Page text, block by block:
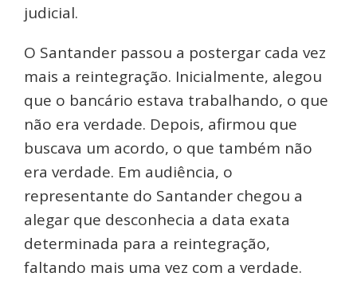
judicial.
O Santander passou a postergar cada vez
mais a reintegração. Inicialmente, alegou
que o bancário estava trabalhando, o que
não era verdade. Depois, afirmou que
buscava um acordo, o que também não
era verdade. Em audiência, o
representante do Santander chegou a
alegar que desconhecia a data exata
determinada para a reintegração,
faltando mais uma vez com a verdade.